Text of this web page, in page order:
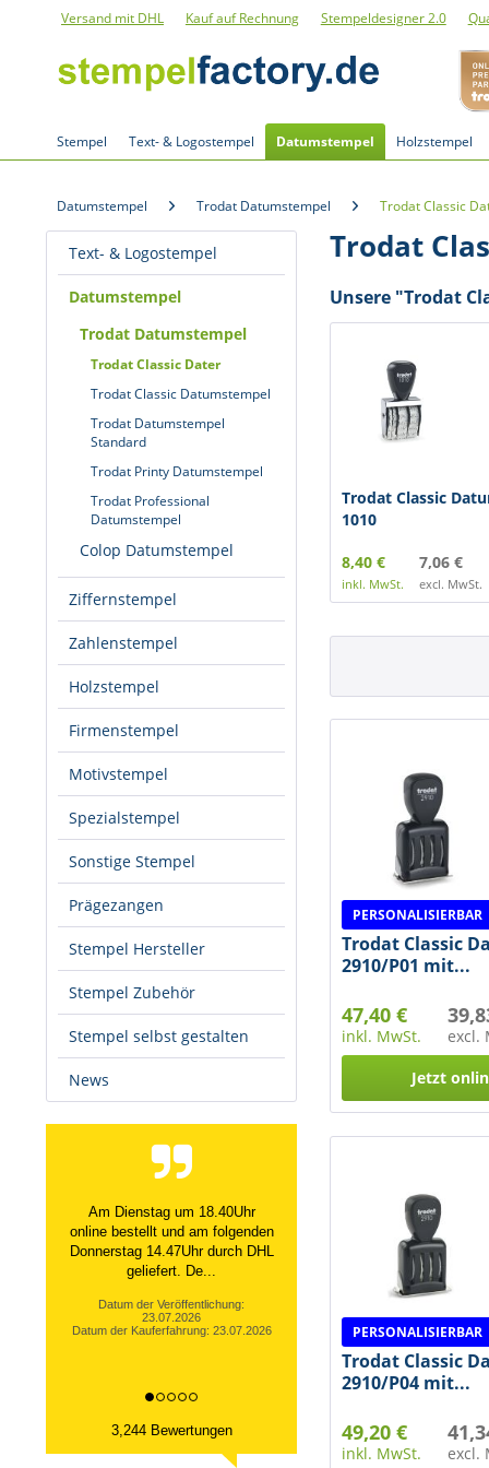
Versand mit DHL Kauf auf Rechnung Stempeldesigner 2.0
Stempel Text- & Logostempel Datumstempel Holzstempel
Datumstempel Trodat Datumstempel Trodat Classic
Text- & Logostempel
Datumstempel
Trodat Datumstempel
Trodat Classic Dater
Trodat Classic Datumstempel
Trodat Datumstempel
Standard
Trodat Printy Datumstempel
Trodat Professional
Datumstempel
Colop Datumstempel
Ziffernstempel
Zahlenstempel
Holzstempel
Firmenstempel
Motivstempel
Spezialstempel
Sonstige Stempel
Prägezangen
Stempel Hersteller
Stempel Zubehör
Stempel selbst gestalten
News
Alles ging schnell unkompliziert!
Den Stempel hatten wir schnell
selbst gestaltet, nach wenigen
Tag...
Datum der Veröffentlichung:
20.07.2026
Datum der Kauferfahrung: 06.07.2026
3,244 Bewertungen
Trodat
Unsere "Trodat
Trodat Classic
1010
8,40 €
inkl. MwSt.
7,06 €
excl. MwSt.
PERSONALISIERBAR
Trodat Classic
2910/P01 mit...
47,40 €
inkl. MwSt.
excl.
Jetzt
PERSONALISIERBAR
Trodat Classic
2910/P04 mit...
49,20 €
inkl. MwSt.
excl.